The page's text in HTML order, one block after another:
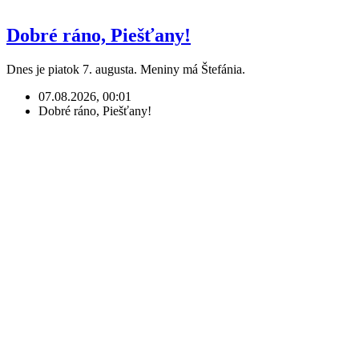
Dobré ráno, Piešťany!
Dnes je piatok 7. augusta. Meniny má Štefánia.
07.08.2026, 00:01
Dobré ráno, Piešťany!